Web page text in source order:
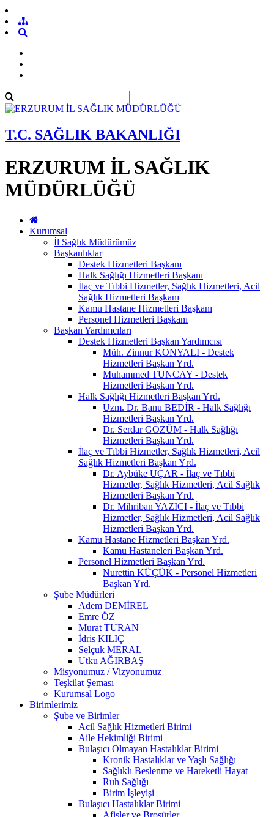
T.C. SAĞLIK BAKANLIĞI
ERZURUM İL SAĞLIK
MÜDÜRLÜĞÜ
Kurumsal
İl Sağlık Müdürümüz
Başkanlıklar
Destek Hizmetleri Başkanı
Halk Sağlığı Hizmetleri Başkanı
İlaç ve Tıbbi Hizmetler, Sağlık Hizmetleri, Acil
Sağlık Hizmetleri Başkanı
Kamu Hastane Hizmetleri Başkanı
Personel Hizmetleri Başkanı
Başkan Yardımcıları
Destek Hizmetleri Başkan Yardımcısı
Müh. Zinnur KONYALI - Destek
Hizmetleri Başkan Yrd.
Muhammed TUNCAY - Destek
Hizmetleri Başkan Yrd.
Halk Sağlığı Hizmetleri Başkan Yrd.
Uzm. Dr. Banu BEDİR - Halk Sağlığı
Hizmetleri Başkan Yrd.
Dr. Serdar GÖZÜM - Halk Sağlığı
Hizmetleri Başkan Yrd.
İlaç ve Tıbbi Hizmetler, Sağlık Hizmetleri, Acil
Sağlık Hizmetleri Başkan Yrd.
Dr. Aybüke UÇAR - İlaç ve Tıbbi
Hizmetler, Sağlık Hizmetleri, Acil Sağlık
Hizmetleri Başkan Yrd.
Dr. Mihriban YAZICI - İlaç ve Tıbbi
Hizmetler, Sağlık Hizmetleri, Acil Sağlık
Hizmetleri Başkan Yrd.
Kamu Hastane Hizmetleri Başkan Yrd.
Kamu Hastaneleri Başkan Yrd.
Personel Hizmetleri Başkan Yrd.
Nurettin KÜÇÜK - Personel Hizmetleri
Başkan Yrd.
Şube Müdürleri
Adem DEMİREL
Emre ÖZ
Murat TURAN
İdris KILIÇ
Selçuk MERAL
Utku AĞIRBAŞ
Misyonumuz / Vizyonumuz
Teşkilat Şeması
Kurumsal Logo
Birimlerimiz
Şube ve Birimler
Acil Sağlık Hizmetleri Birimi
Aile Hekimliği Birimi
Bulaşıcı Olmayan Hastalıklar Birimi
Kronik Hastalıklar ve Yaşlı Sağlığı
Sağlıklı Beslenme ve Hareketli Hayat
Ruh Sağlığı
Birim İşleyişi
Bulaşıcı Hastalıklar Birimi
Afişler ve Broşürler